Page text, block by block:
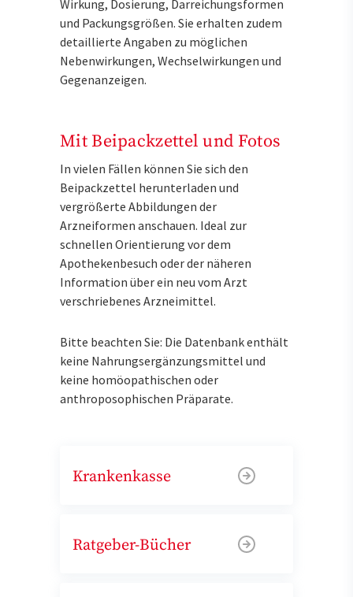
Wirkung, Dosierung, Darreichungsformen
und Packungsgrößen. Sie erhalten zudem
detaillierte Angaben zu möglichen
Nebenwirkungen, Wechselwirkungen und
Gegenanzeigen.
Mit Beipackzettel und Fotos
In vielen Fällen können Sie sich den
Beipackzettel herunterladen und
vergrößerte Abbildungen der
Arzneiformen anschauen. Ideal zur
schnellen Orientierung vor dem
Apothekenbesuch oder der näheren
Information über ein neu vom Arzt
verschriebenes Arzneimittel.
Bitte beachten Sie: Die Datenbank enthält
keine Nahrungsergänzungsmittel und
keine homöopathischen oder
anthroposophischen Präparate.
Krankenkasse
Ratgeber-Bücher